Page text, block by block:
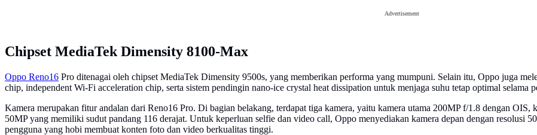
Advertisement
Chipset MediaTek Dimensity 8100-Max
Oppo Reno16 Pro ditenagai oleh chipset MediaTek Dimensity 9500s, yang memberikan performa yang mumpuni. Selain itu, Oppo juga
chip, independent Wi-Fi acceleration chip, serta sistem pendingin nano-ice crystal heat dissipation untuk menjaga suhu tetap optimal selama
Kamera merupakan fitur andalan dari Reno16 Pro. Di bagian belakang, terdapat tiga kamera, yaitu kamera utama 200MP f/1.8 dengan
50MP yang memiliki sudut pandang 116 derajat. Untuk keperluan selfie dan video call, Oppo menyediakan kamera depan dengan resolusi
pengguna yang hobi membuat konten foto dan video berkualitas tinggi.